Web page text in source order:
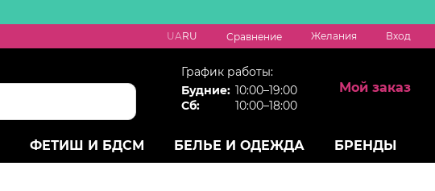
UARU Сравнение Желания Вход
График работы:
Будние: 10:00–19:00
Сб:
10:00–18:00
Мой заказ
ФЕТИШ И БДСМ БЕЛЬЕ И ОДЕЖДА БРЕНДЫ